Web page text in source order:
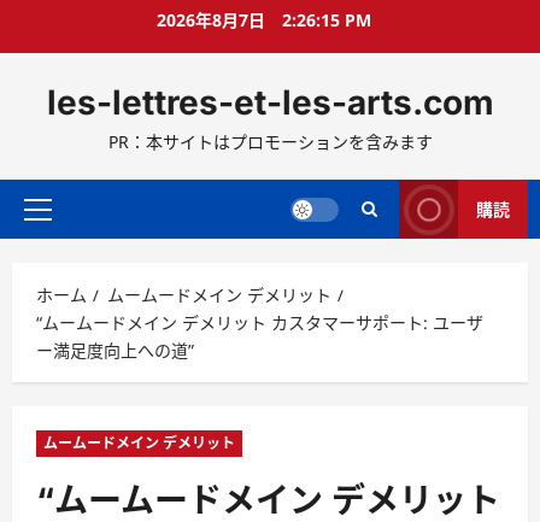
ス
ッ
2026年8月7日 2:26:17 PM
les-lettres-et-les-arts.com
PR：本サイトはプロモーションを含みます
メ
メ
ニ
ュ
ー
購読
ホーム
ムームードメイン デメリット
“ムームードメイン デメリット カスタマーサポート: ユーザ
ー満足度向上への道”
ムームードメイン デメリット
“ムームードメイン デメリット